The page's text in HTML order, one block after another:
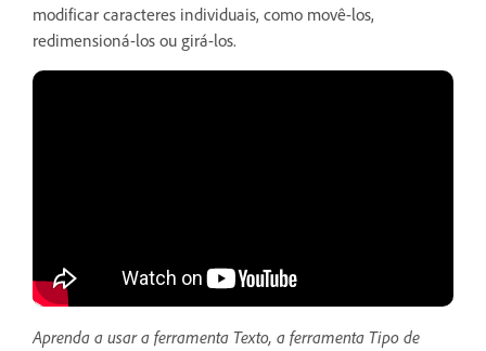
modificar caracteres individuais, como movê-los,
redimensioná-los ou girá-los.
Aprenda a usar a ferramenta Texto, a ferramenta Tipo de